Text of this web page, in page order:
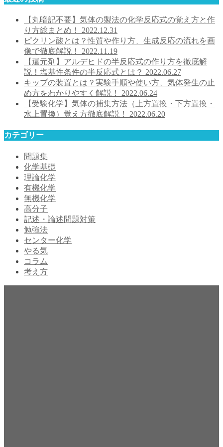
【丸暗記不要】気体の製法の化学反応式の覚え方と作
り方総まとめ！ 2022.12.31
ピクリン酸とは？性質や作り方、生成反応の流れを画
像で徹底解説！ 2022.11.19
【還元剤】アルデヒドの半反応式の作り方を徹底解
説！塩基性条件の半反応式とは？ 2022.06.27
キップの装置とは？実験手順や使い方、気体発生の止
め方をわかりやすく解説！ 2022.06.24
【受験化学】気体の捕集方法（上方置換・下方置換・
水上置換）覚え方徹底解説！ 2022.06.20
カテゴリー
問題集
化学基礎
理論化学
有機化学
無機化学
高分子
記述・論述問題対策
勉強法
センター化学
やる気
コラム
考え方